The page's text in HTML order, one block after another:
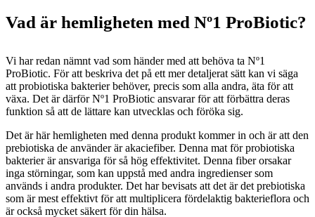
Vad är hemligheten med Nº1 ProBiotic?
Vi har redan nämnt vad som händer med att behöva ta Nº1
ProBiotic. För att beskriva det på ett mer detaljerat sätt kan vi säga
att probiotiska bakterier behöver, precis som alla andra, äta för att
växa. Det är därför Nº1 ProBiotic ansvarar för att förbättra deras
funktion så att de lättare kan utvecklas och föröka sig.
Det är här hemligheten med denna produkt kommer in och är att den
prebiotiska de använder är akaciefiber. Denna mat för probiotiska
bakterier är ansvariga för så hög effektivitet. Denna fiber orsakar
inga störningar, som kan uppstå med andra ingredienser som
används i andra produkter. Det har bevisats att det är det prebiotiska
som är mest effektivt för att multiplicera fördelaktig bakterieflora och
är också mycket säkert för din hälsa.